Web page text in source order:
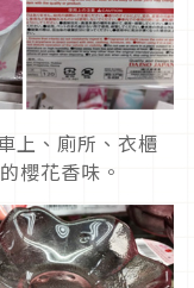
上、廁所、衣櫃
櫻花香味。